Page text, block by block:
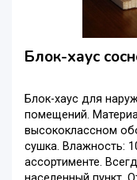
Блок-хаус
Блок-хаус для
помещений.
высококлассном
сушка. Влажность:
ассортименте.